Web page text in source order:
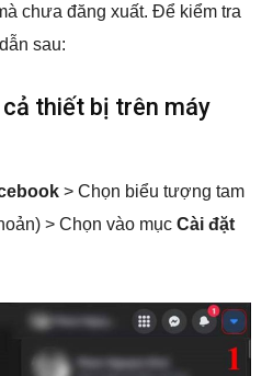
chưa đăng xuất. Để kiểm tra
sau:
thiết bị trên máy
> Chọn biểu tượng tam
> Chọn vào mục Cài đặt